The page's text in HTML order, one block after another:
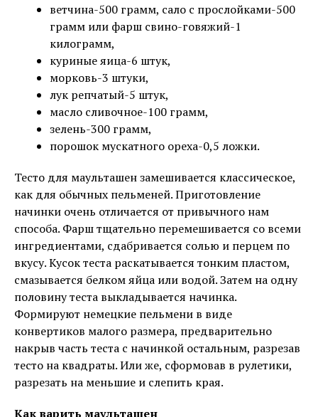
ветчина-500 грамм, сало с прослойками-500
грамм или фарш свино-говяжий-1
килограмм,
куриные яица-6 штук,
морковь-3 штуки,
лук репчатый-5 штук,
масло сливочное-100 грамм,
зелень-300 грамм,
порошок мускатного ореха-0,5 ложки.
Тесто для маульташен замешивается классическое,
как для обычных пельменей. Приготовление
начинки очень отличается от привычного нам
способа. Фарш тщательно перемешивается со всеми
ингредиентами, сдабривается солью и перцем по
вкусу. Кусок теста раскатывается тонким пластом,
смазывается белком яйца или водой. Затем на одну
половину теста выкладывается начинка.
Формируют немецкие пельмени в виде
конвертиков малого размера, предварительно
накрыв часть теста с начинкой остальным, разрезав
тесто на квадраты. Или же, сформовав в рулетики,
разрезать на меньшие и слепить края.
Как варить маульташен